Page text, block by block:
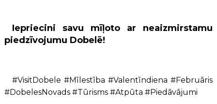
Iepriecini savu mīļoto ar neaizmirstamu
piedzīvojumu Dobelē!
#VisitDobele #Mīlestība #Valentīndiena #Februāris
#DobelesNovads #Tūrisms #Atpūta #Piedāvājumi